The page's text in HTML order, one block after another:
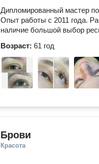
Дипломированный мастер
Опыт работы с 2011 года.
наличие большой выбор
Возраст: 61 год
Брови
Красота